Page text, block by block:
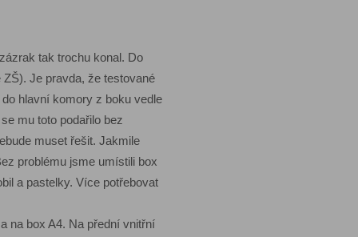
tak trochu konal. Do
Je pravda, že testované
hlavní komory z boku vedle
mu toto podařilo bez
muset řešit. Jakmile
problému jsme umístili box
a pastelky. Více potřebovat
na box A4. Na přední vnitřní